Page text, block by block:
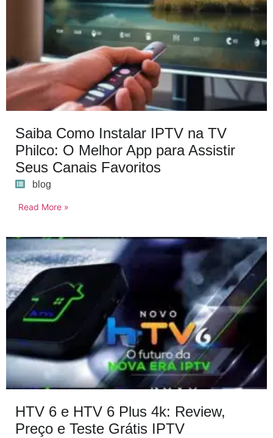
Saiba Como Instalar IPTV na TV
Philco: O Melhor App para Assistir
Seus Canais Favoritos
blog
Read More »
HTV 6 e HTV 6 Plus 4k: Review,
Preço e Teste Grátis IPTV